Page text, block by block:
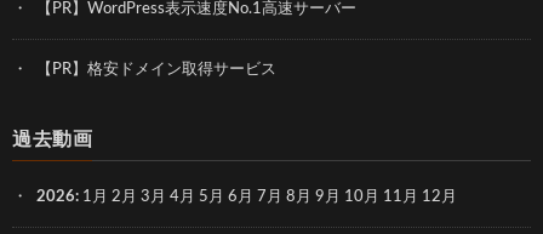
【PR】WordPress表示速度No.1高速サーバー
【PR】格安ドメイン取得サービス
過去動画
2026: 1月 2月 3月 4月 5月 6月 7月 8月 9月 10月 11月 12月